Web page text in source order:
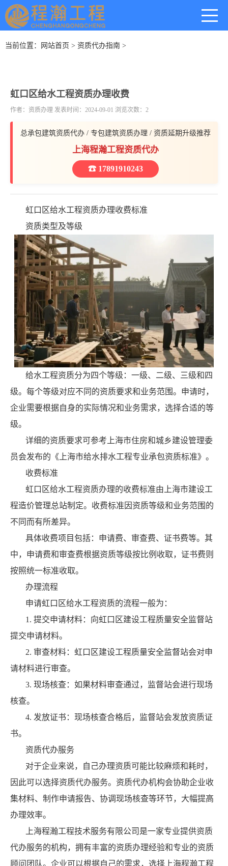
当前位置： 网站首页 > 资质代办指南 >
虹口区给水工程资质办理收费
作者：资质办理 发表时间：2024-09-01 浏览次数：2
总承包建筑资质代办 / 专包建筑资质办理 / 资质延期升级推荐
上海程瀚工程资质代办
☎ 17891910243
虹口区给水工程资质办理收费标准
资质类型及等级
给水工程资质分为四个等级：一级、二级、三级和四
级。每个等级对应不同的资质要求和业务范围。申请时，
企业需要根据自身的实际情况和业务需求，选择合适的等
级。
详细的资质要求可参考上海市住房和城乡建设管理委
员会发布的《上海市给水排水工程专业承包资质标准》。
收费标准
虹口区给水工程资质办理的收费标准由上海市建设工
程造价管理总站制定。收费标准因资质等级和业务范围的
不同而有所差异。
具体收费项目包括：申请费、审查费、证书费等。其
中，申请费和审查费根据资质等级按比例收取，证书费则
按照统一标准收取。
办理流程
申请虹口区给水工程资质的流程一般为：
1. 提交申请材料：向虹口区建设工程质量安全监督站
提交申请材料。
2. 审查材料：虹口区建设工程质量安全监督站会对申
请材料进行审查。
3. 现场核查：如果材料审查通过，监督站会进行现场
核查。
4. 发放证书：现场核查合格后，监督站会发放资质证
书。
资质代办服务
对于企业来说，自己办理资质可能比较麻烦和耗时，
因此可以选择资质代办服务。资质代办机构会协助企业收
集材料、制作申请报告、协调现场核查等环节，大幅提高
办理效率。
上海程瀚工程技术服务有限公司是一家专业提供资质
代办服务的机构，拥有丰富的资质办理经验和专业的资质
顾问团队。企业可以根据自己的需求，选择上海程瀚工程